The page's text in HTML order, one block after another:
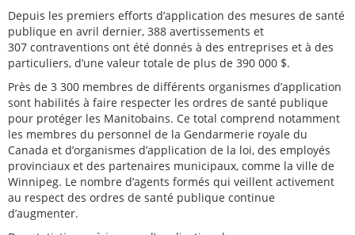
Depuis les premiers efforts d’application des mesures de santé
publique en avril dernier, 388 avertissements et
307 contraventions ont été donnés à des entreprises et à des
particuliers, d’une valeur totale de plus de 390 000 $.
Près de 3 300 membres de différents organismes d’application
sont habilités à faire respecter les ordres de santé publique
pour protéger les Manitobains. Ce total comprend notamment
les membres du personnel de la Gendarmerie royale du
Canada et d’organismes d’application de la loi, des employés
provinciaux et des partenaires municipaux, comme la ville de
Winnipeg. Le nombre d’agents formés qui veillent activement
au respect des ordres de santé publique continue
d’augmenter.